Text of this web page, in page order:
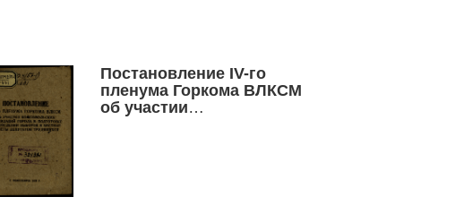
Постановление IV-го
пленума Горкома ВЛКСМ
об участии